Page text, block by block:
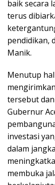
baik secara
terus
pendidikan,
Manik.
Menutup hal
tersebut
Gubernur
investasi
dalam
membuka